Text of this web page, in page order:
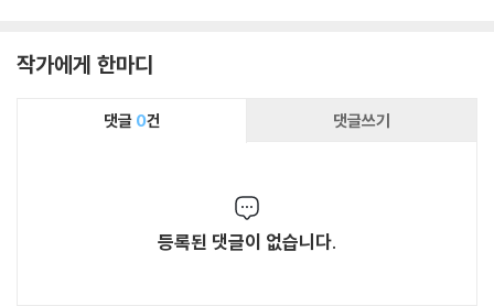
작가에게 한마디
댓글 0건 댓글쓰기
등록된 댓글이 없습니다.